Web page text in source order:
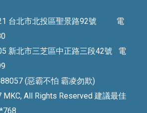
台北市北投區聖景路92號 電
新北市三芝區中正路三段42號 電
(惡霸不怕 霸凌勿欺)
All Rights Reserved 建議最佳